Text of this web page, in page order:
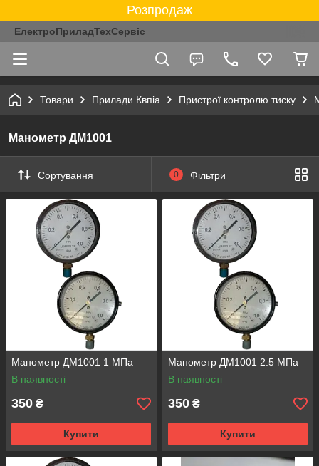
Розпродаж
ЕлектроПриладТехСервіс
Товари Прилади Квпіа Пристрої контролю тиску
Манометр ДМ1001
Сортування 0 Фільтри
Манометр ДМ1001 1 МПа
В наявності
350 ₴
Купити
Манометр ДМ1001 2.5 МПа
В наявності
350 ₴
Купити